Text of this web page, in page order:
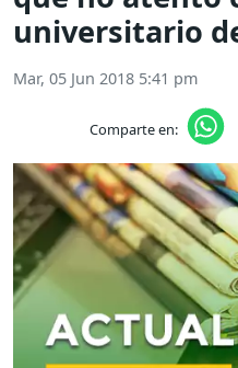
universitario
Mar, 05 Jun 2018 5:41 pm
Comparte en: